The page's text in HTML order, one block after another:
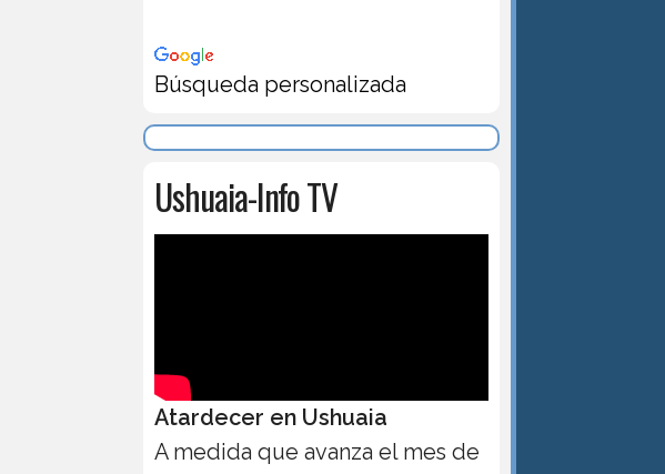
Búsqueda personalizada
Ushuaia-Info TV
Atardecer en Ushuaia
A medida que avanza el mes de